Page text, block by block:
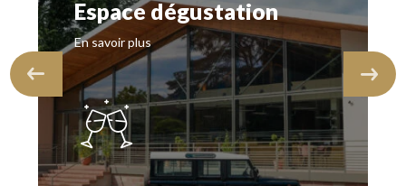
Espace dégustation
En savoir plus